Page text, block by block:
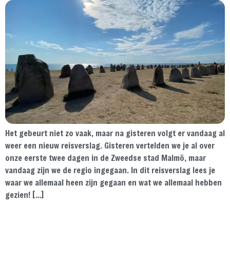
Het gebeurt niet zo vaak, maar na gisteren volgt er vandaag al
weer een nieuw reisverslag. Gisteren vertelden we je al over
onze eerste twee dagen in de Zweedse stad Malmö, maar
vandaag zijn we de regio ingegaan. In dit reisverslag lees je
waar we allemaal heen zijn gegaan en wat we allemaal hebben
gezien! […]